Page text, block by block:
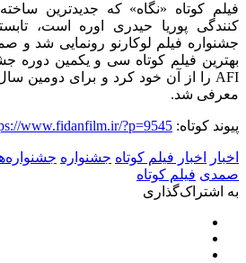
فیلم کوتاه «نگاه» که جدیدترین
کنندگی پوریا حیدری اوره است،
جشنواره فیلم لوکارنو رونمایی شد و
بهترین فیلم كوتاه سى و یكمین دوره
AFI را از آن خود کرد و براى دومین
معرفى شد.
پیوند کوتاه: www.fidanfilm.ir/?p=9545
اخبار اخبار فیلم کوتاه جشنواره
صمدی فیلم کوتاه
به اشتراک‌گذاری